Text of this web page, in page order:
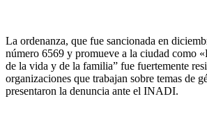
La ordenanza, que fue sancionada en
número 6569 y promueve a la ciudad como
de la vida y de la familia” fue fuertemente
organizaciones que trabajan sobre temas de
presentaron la denuncia ante el INADI.